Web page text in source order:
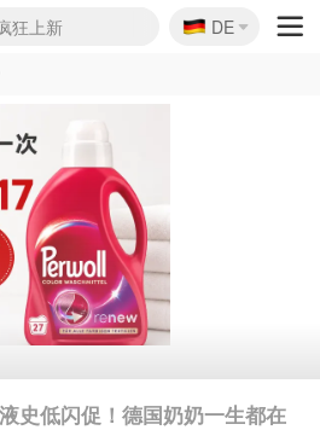
！
狂上新
大促
随时失效
家85折
额外叠85折
！每日更新
5折起+叠9折
€192
🇩🇪
DE
史低闪促！德国奶奶一生都在